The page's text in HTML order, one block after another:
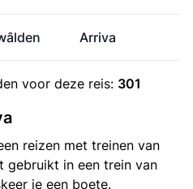
Arriva
voor deze reis: 301
reizen met treinen van
gebruikt in een trein van
je een boete.